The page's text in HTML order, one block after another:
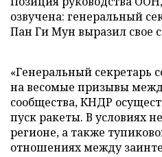
озвучена: генеральный
Пан Ги Мун выразил свое
«Генеральный секретарь
на весомые призывы
сообщества, КНДР
пуск ракеты. В условиях
регионе, а также
отношениях между